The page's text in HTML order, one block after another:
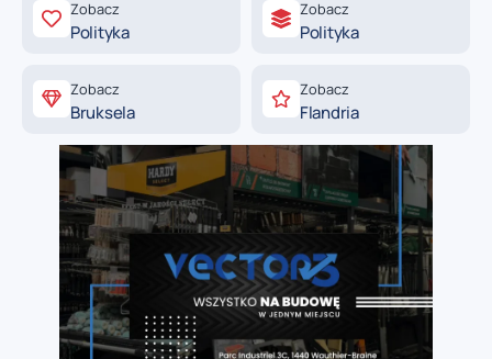
Zobacz
Polityka
Zobacz
Polityka
Zobacz
Bruksela
Zobacz
Flandria